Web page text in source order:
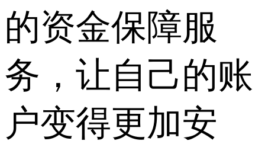
的资金保障服
务，让自己的账
户变得更加安